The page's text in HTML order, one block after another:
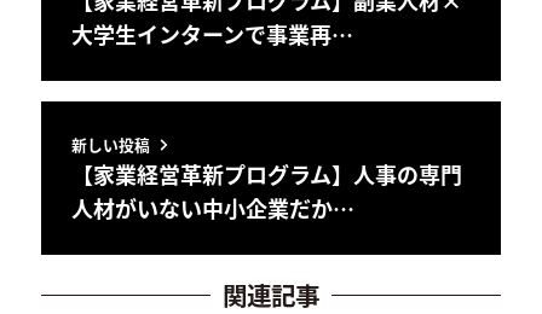
大学生インターンで事業再…
新しい投稿
【家業経営革新プログラム】人事の専門
人材がいない中小企業だか…
関連記事